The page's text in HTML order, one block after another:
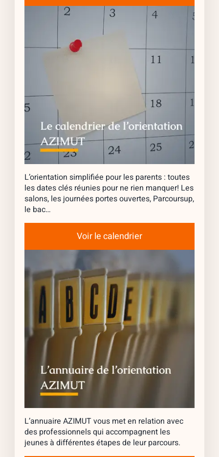
L’orientation simplifiée pour les parents : toutes
les dates clés réunies pour ne rien manquer! Les
salons, les journées portes ouvertes, Parcoursup,
le bac…
Voir le calendrier
L’annuaire AZIMUT vous met en relation avec
des professionnels qui accompagnent les
jeunes à différentes étapes de leur parcours.